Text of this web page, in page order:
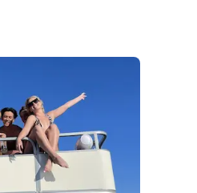
de estar do banco de